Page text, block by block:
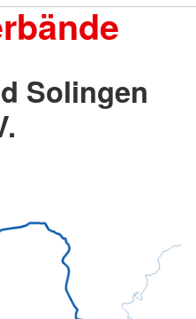
Solingen